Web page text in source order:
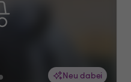
Neu dabei